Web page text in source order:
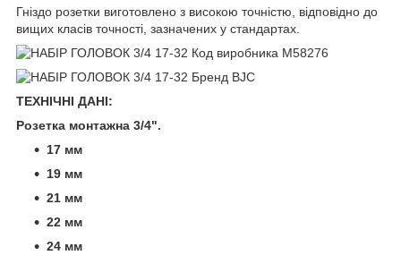
Гніздо розетки виготовлено з високою точністю, відповідно до
вищих класів точності, зазначених у стандартах.
ТЕХНІЧНІ ДАНІ:
Розетка монтажна 3/4".
17 мм
19 мм
21 мм
22 мм
24 мм